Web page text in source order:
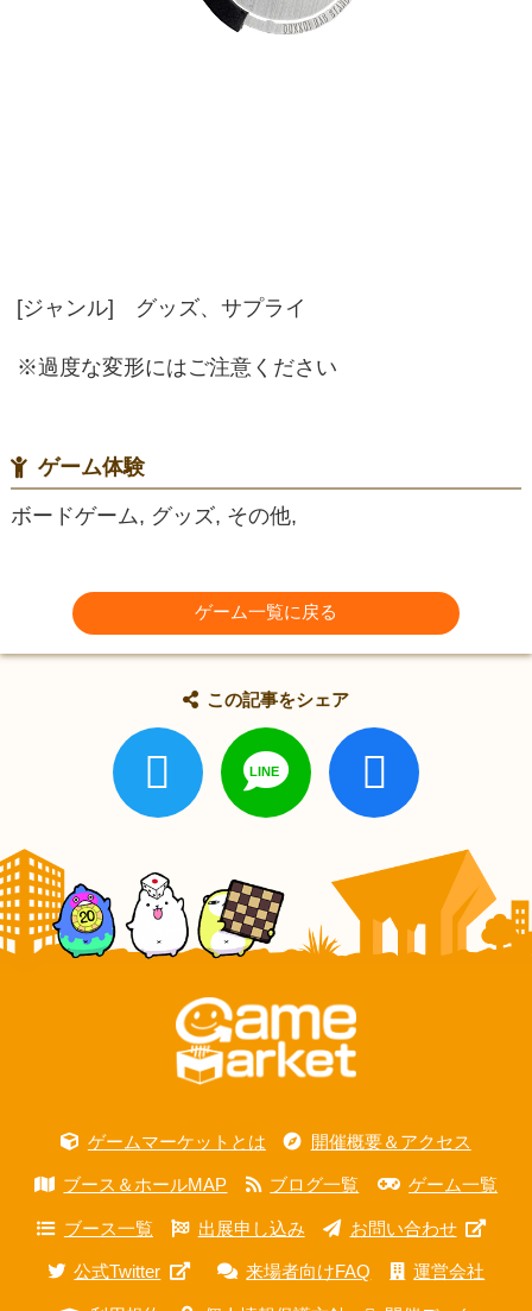
[ジャンル] グッズ、サプライ
※過度な変形にはご注意ください
ゲーム体験
ボードゲーム, グッズ, その他,
ゲーム一覧に戻る
この記事をシェア
ゲームマーケットとは 開催概要＆アクセス
ブース＆ホールMAP ブログ一覧 ゲーム一覧
ブース一覧 出展申し込み お問い合わせ
公式Twitter 来場者向けFAQ 運営会社